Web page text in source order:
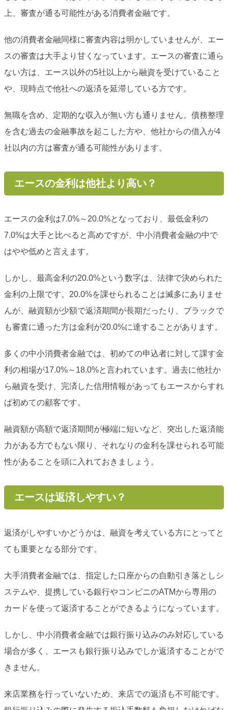
上、審査が通る可能性がある消費者金融です。
他の消費者金融同様に審査内容は明かしていませんが、エー
スの審査は大手より甘くなっています。エースの審査に通ら
ない方は、エース以外の5社以上から融資を受けていること
や、現時点で他社への返済を延滞している方です。
無職を含め、定期的な収入が無い方も通りません。債務整理
を含む過去の金融事故を起こした方や、他社からの借入が4
社以内の方は審査が通る可能性があります。
エースの金利は他社より高い？
エースの金利は7.0%～20.0%となっており、最低金利の
7.0%は大手と比べると高めですが、中小消費者金融の中で
はやや低めと言えます。
しかし、最高金利の20.0%という数字は、法律で決められた
金利の上限です。20.0%を課せられることは滅多にありませ
んが、融資額が少額で返済期間が長期だったり、ブラックで
も審査に通った方は金利が20.0%に達することがあります。
多くの中小消費者金融では、初めての申込者に対して課す金
利の相場が17.0%～18.0%と言われています。過去に他社か
ら融資を受け、完済した信用情報があってもエースからすれ
ば初めての顧客です。
融資額が高額で返済期間が極端に短いなど、突出した返済能
力がある方でもない限り、それなりの金利を課せられる可能
性があることを頭に入れておきましょう。
エースは返済しやすい？
返済がしやすいかどうかは、融資を考えている方にとってと
ても重要となる部分です。
大手消費者金融では、指定した口座からの自動引き落としシ
ステムや、提携している銀行やコンビニのATMから専用の
カードを使って返済することができるようになっています。
しかし、中小消費者金融では銀行振り込みのみ対応している
場合が多く、エースも銀行振り込みでしか返済することがで
きません。
来店業務を行っていないため、来店での返済も不可能です。